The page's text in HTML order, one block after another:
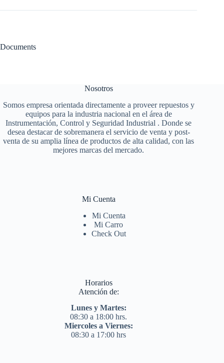
Documents
Nosotros
Somos empresa orientada directamente a proveer repuestos y
equipos para la industria nacional en el área de
Instrumentación, Control y Seguridad Industrial . Donde se
desea destacar de sobremanera el servicio de venta y post-
venta de su amplia línea de productos de alta calidad, con las
mejores marcas del mercado.
Mi Cuenta
Mi Cuenta
Mi Carro
Check Out
Horarios
Atención de:
Lunes y Martes:
08:30 a 18:00 hrs.
Miercoles a Viernes:
08:30 a 17:00 hrs